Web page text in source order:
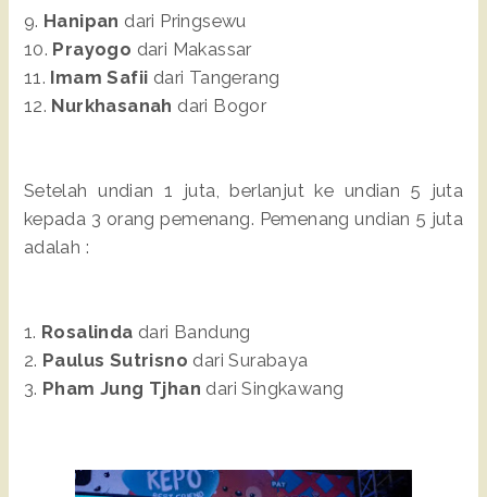
9. Hanipan dari Pringsewu
10. Prayogo dari Makassar
11. Imam Safii dari Tangerang
12. Nurkhasanah dari Bogor
Setelah undian 1 juta, berlanjut ke undian 5 juta
kepada 3 orang pemenang. Pemenang undian 5 juta
adalah :
1. Rosalinda dari Bandung
2. Paulus Sutrisno dari Surabaya
3. Pham Jung Tjhan dari Singkawang